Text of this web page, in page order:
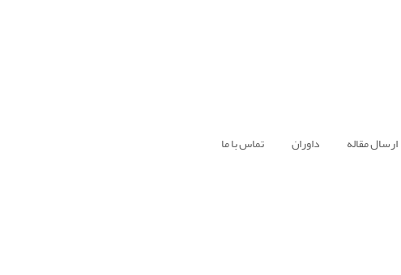
ارسال مقاله داوران
تماس با ما